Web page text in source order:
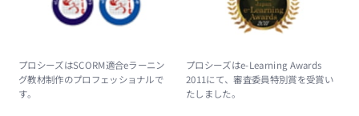
プロシーズはSCORM適合eラーニン
グ教材制作のプロフェッショナルで
す。
プロシーズはe-Learning Awards
2011にて、審査委員特別賞を受賞い
たしました。